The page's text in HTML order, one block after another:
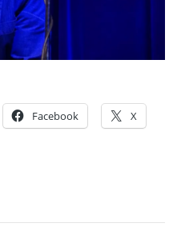
Facebook X